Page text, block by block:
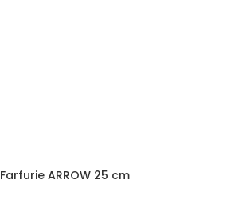
Farfurie ARROW 25 cm